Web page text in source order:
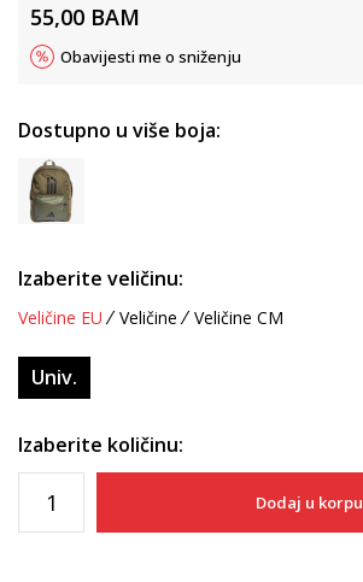
55,00 BAM
Obavijesti me o sniženju
Dostupno u više boja:
Izaberite veličinu:
Veličine EU Veličine Veličine CM
Univ.
Izaberite količinu:
Dodaj u korpu